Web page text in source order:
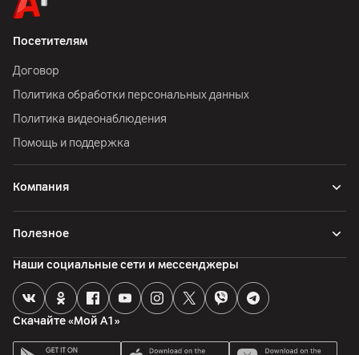
Посетителям
Договор
Политика обработки персональных данных
Политика видеонаблюдения
Помощь и поддержка
Компания
Полезное
Скачайте «Мой А1»
Наши социальные сети и мессенджеры